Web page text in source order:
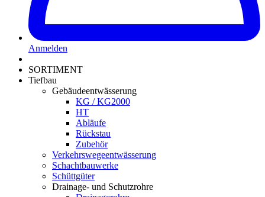
Anmelden
SORTIMENT
Tiefbau
Gebäudeentwässerung
KG / KG2000
HT
Abläufe
Rückstau
Zubehör
Verkehrswegeentwässerung
Schachtbauwerke
Schüttgüter
Drainage- und Schutzrohre